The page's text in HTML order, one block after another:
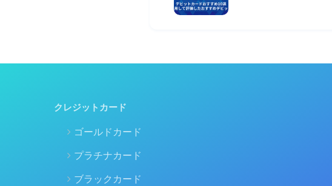
クレジットカード
ゴールドカード
プラチナカード
ブラックカード